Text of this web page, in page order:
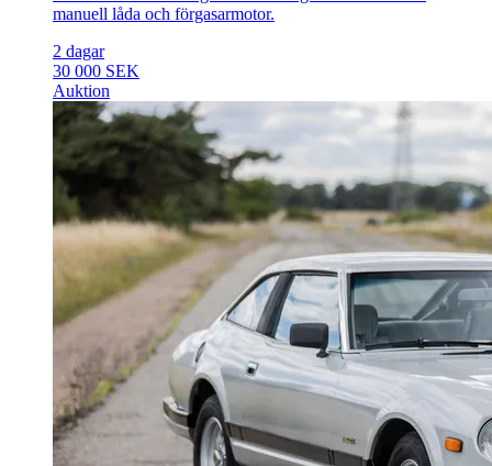
manuell låda och förgasarmotor.
2 dagar
30 000 SEK
Auktion